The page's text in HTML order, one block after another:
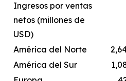
Ingresos por ventas
netos (millones de
USD)
América del Norte
América del Sur